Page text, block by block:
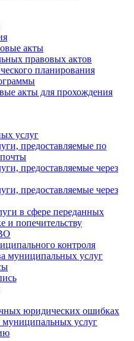
акты
правовых актов
планирования
акты для прохождения
услуг
предоставляемые по
предоставляемые через
предоставляемые через
в сфере переданных
и попечительству
контроля
муниципальных услуг
юридических ошибках
муниципальных услуг